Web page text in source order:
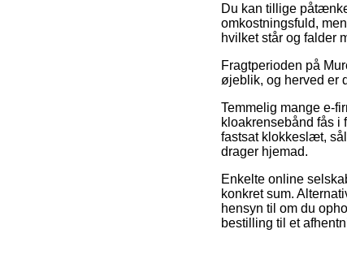
Du kan tillige
omkostningsfuld,
hvilket står og falder
Fragtperioden på
øjeblik, og herved er
Temmelig mange e-
kloakrensebånd fås i
fastsat klokkeslæt,
drager hjemad.
Enkelte online
konkret sum.
hensyn til om du
bestilling til et